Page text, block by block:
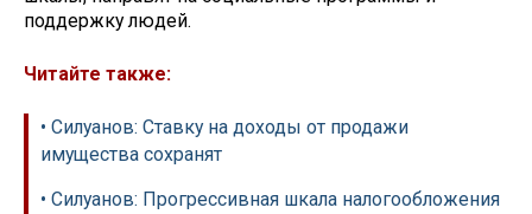
поддержку людей.
Читайте также:
• Силуанов: Ставку на доходы от продажи
имущества сохранят
• Силуанов: Прогрессивная шкала налогообложения